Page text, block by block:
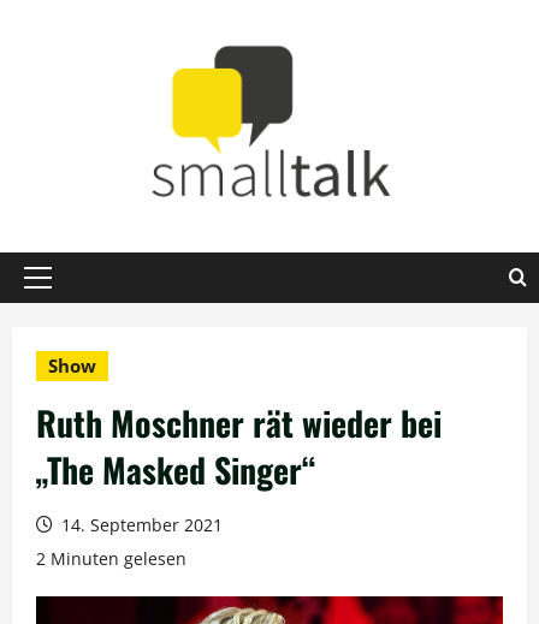
Primäres
Show
Ruth Moschner rät wieder bei
„The Masked Singer“
14. September 2021
2 Minuten gelesen